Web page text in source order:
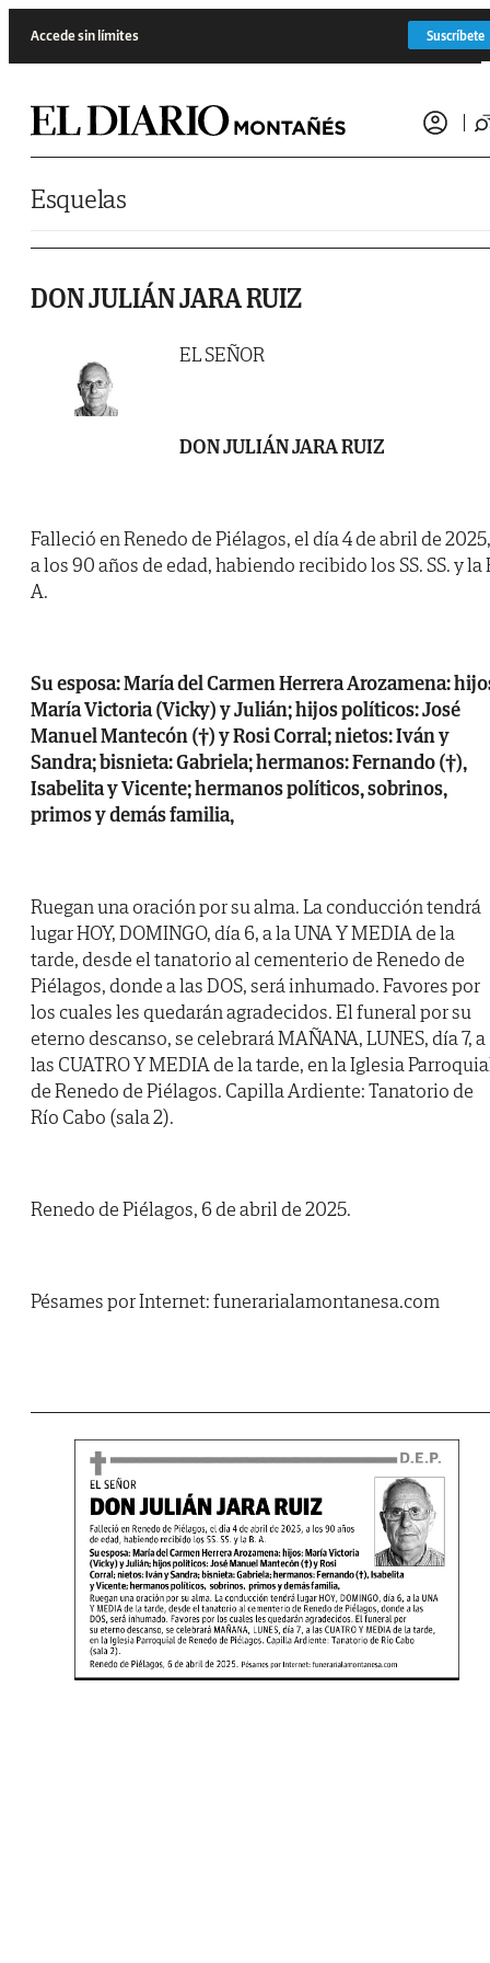
Accede sin límites Suscríbete
Esquelas
DON JULIÁN JARA RUIZ
EL SEÑOR
DON JULIÁN JARA RUIZ
Falleció en Renedo de Piélagos, el día 4 de abril de 2025,
a los 90 años de edad, habiendo recibido los SS. SS. y la
A.
Su esposa: María del Carmen Herrera Arozamena:
María Victoria (Vicky) y Julián; hijos políticos: José
Manuel Mantecón (†) y Rosi Corral; nietos: Iván y
Sandra; bisnieta: Gabriela; hermanos: Fernando (†),
Isabelita y Vicente; hermanos políticos, sobrinos,
primos y demás familia,
Ruegan una oración por su alma. La conducción tendrá
lugar HOY, DOMINGO, día 6, a la UNA Y MEDIA de la
tarde, desde el tanatorio al cementerio de Renedo de
Piélagos, donde a las DOS, será inhumado. Favores por
los cuales les quedarán agradecidos. El funeral por su
eterno descanso, se celebrará MAÑANA, LUNES, día 7, a
las CUATRO Y MEDIA de la tarde, en la Iglesia
de Renedo de Piélagos. Capilla Ardiente: Tanatorio de
Río Cabo (sala 2).
Renedo de Piélagos, 6 de abril de 2025.
Pésames por Internet: funerarialamontanesa.com